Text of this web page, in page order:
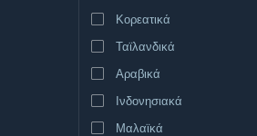
Κορεατικά
Ταϊλανδικά
Αραβικά
Ινδονησιακά
Μαλαϊκά